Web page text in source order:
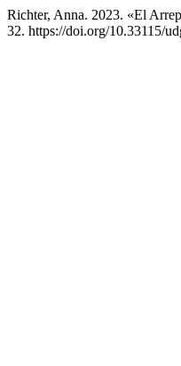
Richter, Anna. 2023. «El
32. https://doi.org/10.33115/